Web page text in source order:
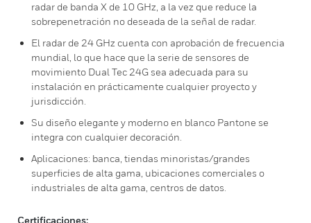
radar de banda X de 10 GHz, a la vez que reduce la
sobrepenetración no deseada de la señal de radar.
El radar de 24 GHz cuenta con aprobación de frecuencia
mundial, lo que hace que la serie de sensores de
movimiento Dual Tec 24G sea adecuada para su
instalación en prácticamente cualquier proyecto y
jurisdicción.
Su diseño elegante y moderno en blanco Pantone se
integra con cualquier decoración.
Aplicaciones: banca, tiendas minoristas/grandes
superficies de alta gama, ubicaciones comerciales o
industriales de alta gama, centros de datos.
Certificaciones: